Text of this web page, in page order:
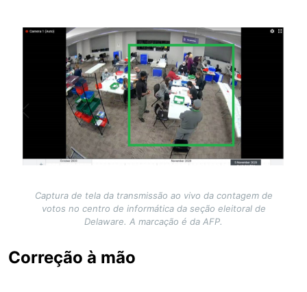
Image
Captura de tela da transmissão ao vivo da contagem de
votos no centro de informática da seção eleitoral de
Delaware. A marcação é da AFP.
Correção à mão